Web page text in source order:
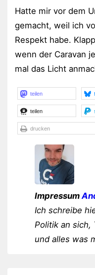
Hatte mir vor dem
gemacht, weil ich
Respekt habe.
wenn der Caravan
mal das Licht
teilen
teilen
drucken
Impressum
Ich schreibe
Politik an sich,
und alles was